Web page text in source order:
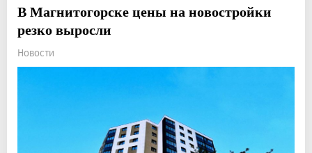
В Магнитогорске цены на новостройки
резко выросли
Новости